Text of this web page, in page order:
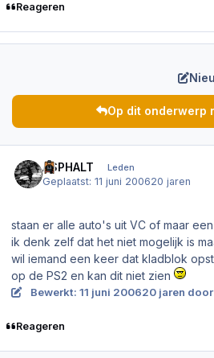
Reageren
Op dit onderwerp
ASPHALT Leden
Geplaatst:11 juni 200620 jaren
staan er alle auto's uit VC of maar
ik denk zelf dat het niet mogelijk is
wil iemand een keer dat kladblok
op de PS2 en kan dit niet zien
Bewerkt: 11 juni 200620 jaren door
Reageren